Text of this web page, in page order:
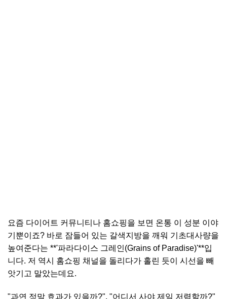
요즘 다이어트 커뮤니티나 홈쇼핑을 보면 온통 이 성분 이야
기뿐이죠? 바로 잠들어 있는 갈색지방을 깨워 기초대사량을
높여준다는 **'파라다이스 그레인(Grains of Paradise)'**입
니다. 저 역시 홈쇼핑 채널을 돌리다가 홀린 듯이 시선을 빼
앗기고 말았는데요.
"과연 정말 효과가 있을까?", "어디서 사야 제일 저렴할까?"